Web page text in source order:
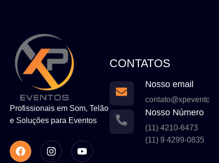
Profissionais em Som, Telão
e Soluções para Eventos
CONTATOS
Nosso email
Nosso Número
(11) 4210-6473
(11) 9 4299-0835